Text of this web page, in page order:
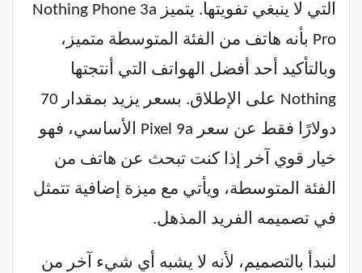
التي لا ينبغي تفويتها. يتميز Nothing Phone 3a
Pro بأنه هاتف من الفئة المتوسطة متميز،
وبالتأكيد أحد أفضل الهواتف التي أنتجتها
Nothing على الإطلاق. بسعر يزيد بمقدار 70
دولارًا فقط عن سعر Pixel 9a الأساسي، فهو
خيار قوي آخر إذا كنت تبحث عن هاتف من
الفئة المتوسطة، ويأتي مع ميزة إضافية تتمثل
في تصميمه الفريد المذهل.
لنبدأ بالتصميم، لأنه لا يشبه أي شيء آخر من